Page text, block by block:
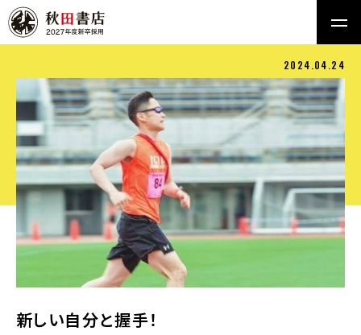
2024.04.24
新しい自分と握手！